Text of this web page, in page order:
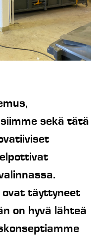
sekä tätä
täyttyneet
on hyvä lähteä